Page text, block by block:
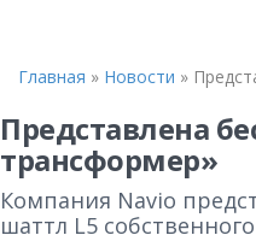
Главная » Новости »
Представлена
трансформер»
Компания Navio
шаттл L5